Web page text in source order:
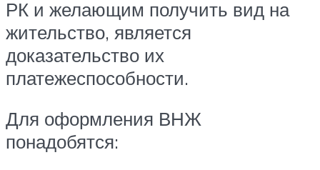
РК и желающим получить вид на
жительство, является
доказательство их
платежеспособности.
Для оформления ВНЖ
понадобятся: